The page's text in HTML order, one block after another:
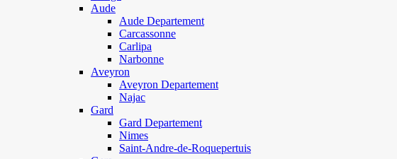
Aude
Aude Departement
Carcassonne
Carlipa
Narbonne
Aveyron
Aveyron Departement
Najac
Gard
Gard Departement
Nimes
Saint-Andre-de-Roquepertuis